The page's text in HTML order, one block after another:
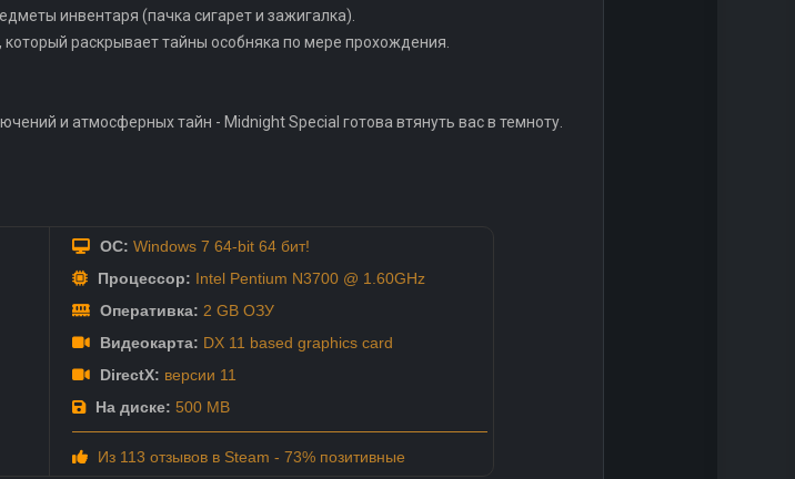
инвентаря (пачка сигарет и зажигалка).
раскрывает тайны особняка по мере прохождения.
и атмосферных тайн - Midnight Special готова втянуть вас в темноту.
ОС: Windows 7 64-bit 64 бит!
Процессор: Intel Pentium N3700 @ 1.60GHz
Оперативка: 2 GB ОЗУ
Видеокарта: DX 11 based graphics card
DirectX: версии 11
На диске: 500 MB
Из 113 отзывов в Steam - 73% позитивные